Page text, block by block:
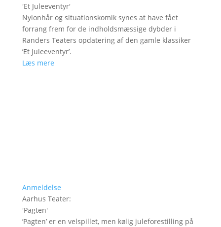
'Et Juleeventyr'
Nylonhår og situationskomik synes at have fået
forrang frem for de indholdsmæssige dybder i
Randers Teaters opdatering af den gamle klassiker
’Et Juleeventyr’.
Læs mere
Anmeldelse
Aarhus Teater:
'Pagten'
’Pagten’ er en velspillet, men kølig juleforestilling på